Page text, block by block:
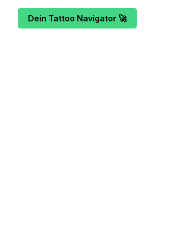
Dein Tattoo Navigator 🚀